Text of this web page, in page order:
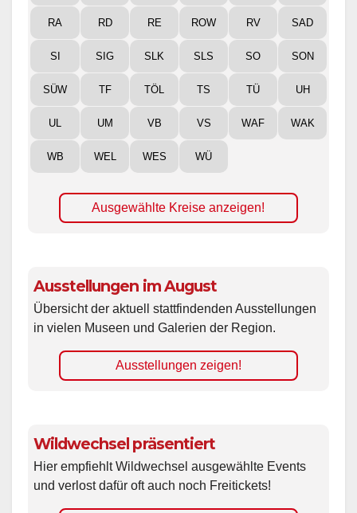
RA RD RE ROW RV SAD
SI SIG SLK SLS SO SON
SÜW TF TÖL TS TÜ UH
UL UM VB VS WAF WAK
WB WEL WES WÜ
Ausgewählte Kreise anzeigen!
Ausstellungen im August
Übersicht der aktuell stattfindenden Ausstellungen
in vielen Museen und Galerien der Region.
Ausstellungen zeigen!
Wildwechsel präsentiert
Hier empfiehlt Wildwechsel ausgewählte Events
und verlost dafür oft auch noch Freitickets!